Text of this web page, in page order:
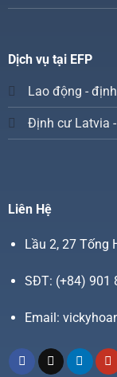
Dịch vụ tại EFP
Lao động -
Định cư Latvia
Liên Hệ
Lầu 2, 27 Tống
SĐT: (+84) 901
Email: